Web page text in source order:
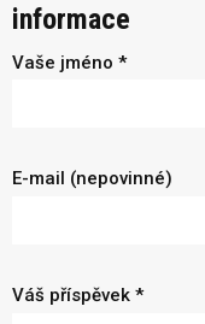
informace
Vaše jméno *
E-mail (nepovinné)
Váš příspěvek *